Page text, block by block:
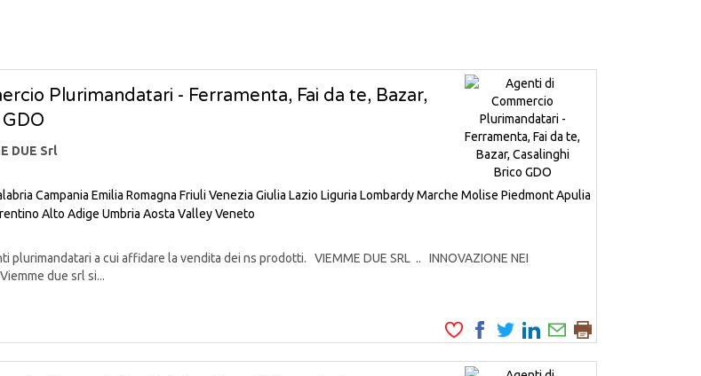
Plurimandatari - Ferramenta, Fai da te, Bazar,
DUE Srl
Campania Emilia Romagna Friuli Venezia Giulia Lazio Liguria LombardyMarche Molise PiedmontApulia
Alto Adige Umbria Aosta ValleyVeneto
plurimandatari a cui affidare la vendita dei ns prodotti. VIEMME DUE SRL .. INNOVAZIONE NEI
due srl si...